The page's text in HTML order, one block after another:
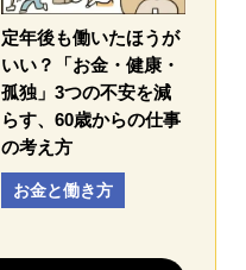
定年後も働いたほうが
いい？「お金・健康・
孤独」3つの不安を減
らす、60歳からの仕事
の考え方
お金と働き方